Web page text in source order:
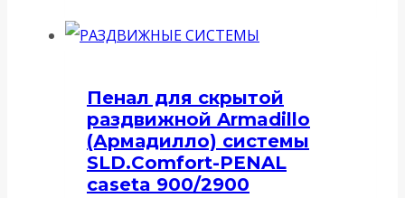
Пенал для скрытой
раздвижной Armadillo
(Армадилло) системы
SLD.Comfort-PENAL
caseta 900/2900